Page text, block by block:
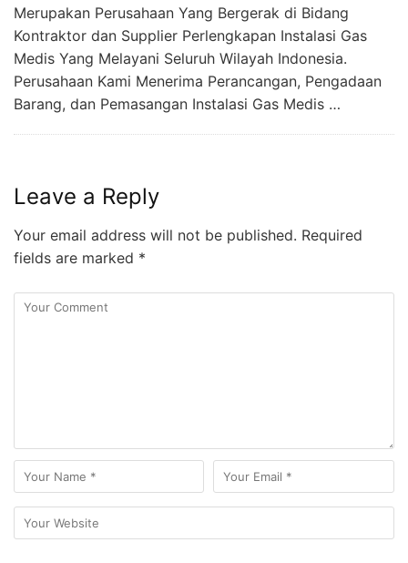
Merupakan Perusahaan Yang Bergerak di Bidang
Kontraktor dan Supplier Perlengkapan Instalasi Gas
Medis Yang Melayani Seluruh Wilayah Indonesia.
Perusahaan Kami Menerima Perancangan, Pengadaan
Barang, dan Pemasangan Instalasi Gas Medis …
Leave a Reply
Your email address will not be published. Required
fields are marked *